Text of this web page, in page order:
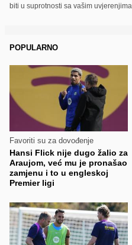
biti u suprotnosti sa vašim uvjerenjima.
POPULARNO
Favoriti su za dovođenje
Hansi Flick nije dugo žalio za
Araujom, već mu je pronašao
zamjenu i to u engleskoj
Premier ligi